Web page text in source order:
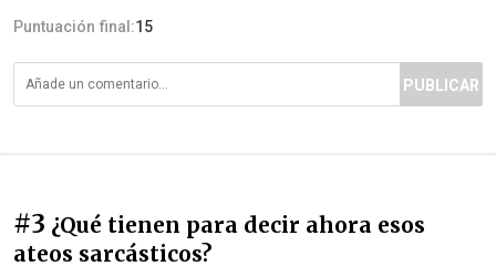
Puntuación final:15
PUBLICAR
#3 ¿Qué tienen para decir ahora esos
ateos sarcásticos?